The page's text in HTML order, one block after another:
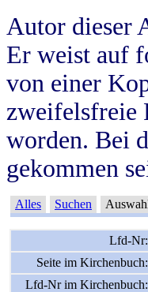
Autor dieser
Er weist auf
von einer
zweifelsfreie
worden. Bei
gekommen
Alles Suchen
Lfd-Nr:
Seite im Kirchenbuch:
Lfd-Nr im Kirchenbuch: